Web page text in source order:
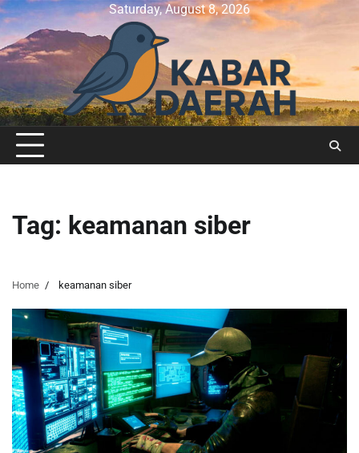
Skip
to
content
Saturday, August 8, 2026
Tag: keamanan siber
Home keamanan siber